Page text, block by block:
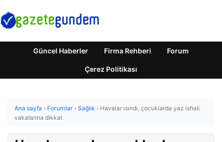
Güncel Haberler Firma Rehberi Forum
Çerez Politikası
Ana sayfa › Forumlar › Sağlık › Havalar ısındı, çocuklarda yaz ishali
vakalarına dikkat